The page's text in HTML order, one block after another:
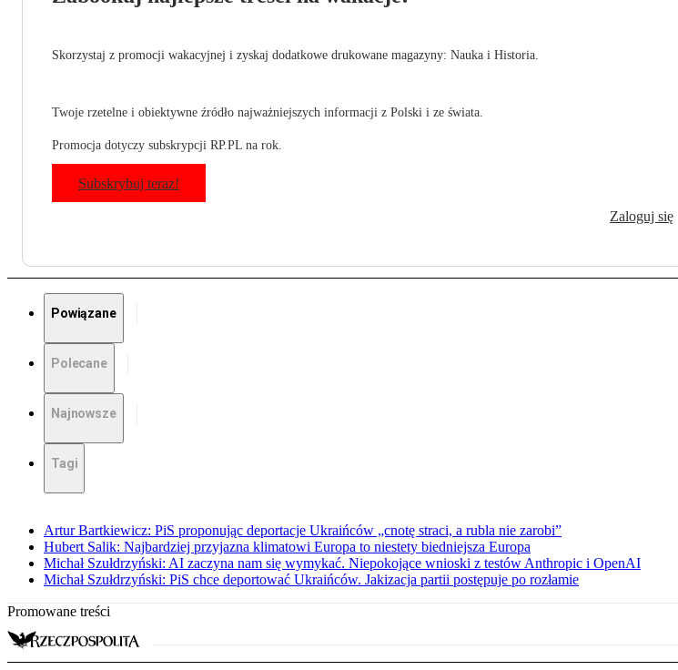
Skorzystaj z promocji wakacyjnej i zyskaj dodatkowe drukowane magazyny: Nauka i Historia.
Twoje rzetelne i obiektywne źródło najważniejszych informacji z Polski i ze świata.
Promocja dotyczy subskrypcji RP.PL na rok.
Subskrybuj teraz!
Zaloguj się
Powiązane
Polecane
Najnowsze
Tagi
Artur Bartkiewicz: PiS proponując deportacje Ukraińców „cnotę straci, a rubla nie zarobi”
Hubert Salik: Najbardziej przyjazna klimatowi Europa to niestety biedniejsza Europa
Michał Szułdrzyński: AI zaczyna nam się wymykać. Niepokojące wnioski z testów Anthropic i OpenAI
Michał Szułdrzyński: PiS chce deportować Ukraińców. Jakizacja partii postępuje po rozłamie
Promowane treści